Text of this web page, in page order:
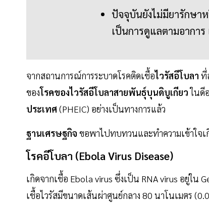
ปัจจุบันยังไม่มียารักษา
เป็นการดูแลตามอากา
จากสถานการณ์การระบาดโรคติดเชื้อไวรัสอีโบลา ที่
ของโรคของไวรัสอีโบลาสายพันธุ์บุนดิบูเกียวในดี
ประเทศ(PHEIC) อย่างเป็นทางการแล้ว
ฐานเศรษฐกิจ ขอพาไปทบทวนและทำความเข้าใจเ
โรคอีโบลา (Ebola Virus Disease)
เกิดจากเชื้อ Ebola virus ซึ่งเป็น RNA virus อยู่ใน
เชื้อไวรัสมีขนาดเส้นผ่าศูนย์กลาง 80 นาโนเมตร